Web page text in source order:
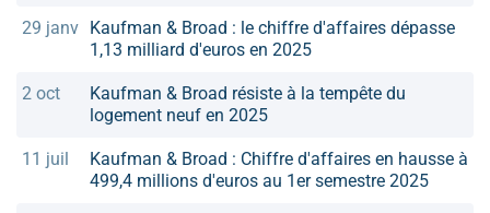
29 janv
Kaufman & Broad : le chiffre d'affaires dépasse
1,13 milliard d'euros en 2025
2 oct
Kaufman & Broad résiste à la tempête du
logement neuf en 2025
11 juil
Kaufman & Broad : Chiffre d'affaires en hausse à
499,4 millions d'euros au 1er semestre 2025